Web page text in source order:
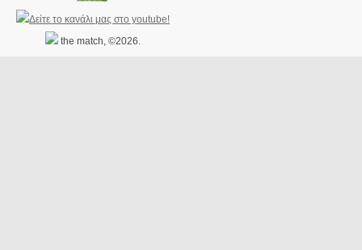
the match, ©2026.